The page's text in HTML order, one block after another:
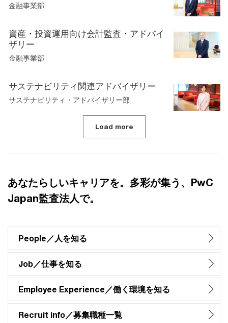
金融事業部
資産・投資運用向け会計監査・アドバイ
ザリー
金融事業部
サステナビリティ関連アドバイザリー
サステナビリティ・アドバイザリー部
Load more
あなたらしいキャリアを。多彩が集う、PwC
Japan監査法人で。
People／人を知る
Job／仕事を知る
Employee Experience／働く環境を知る
Recruit info／募集職種一覧